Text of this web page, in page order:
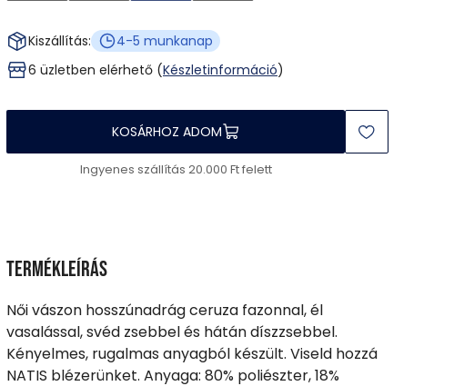
Kiszállítás:
4-5 munkanap
6 üzletben elérhető (Készletinformáció)
KOSÁRHOZ ADOM
Ingyenes szállítás 20.000 Ft felett
Termékleírás
Női vászon hosszúnadrág ceruza fazonnal, él
vasalással, svéd zsebbel és hátán díszzsebbel.
Kényelmes, rugalmas anyagból készült. Viseld hozzá
NATIS blézerünket. Anyaga: 80% poliészter, 18%